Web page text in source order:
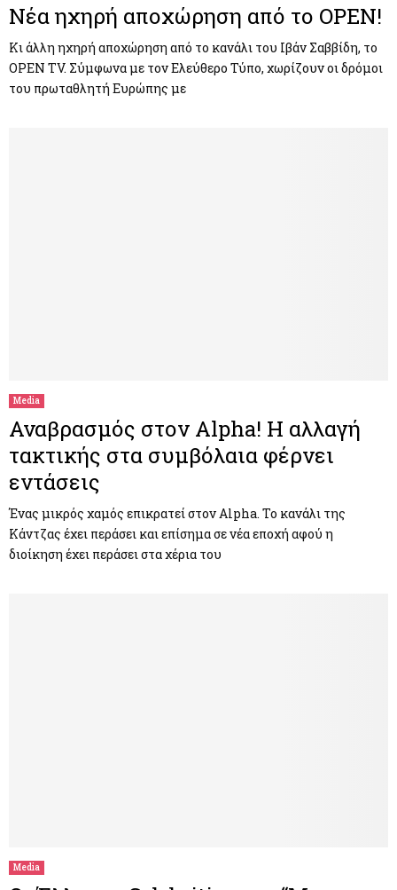
Νέα ηχηρή αποχώρηση από το OPEN!
Κι άλλη ηχηρή αποχώρηση από το κανάλι του Ιβάν Σαββίδη, το
OPEN TV. Σύμφωνα με τον Ελεύθερο Τύπο, χωρίζουν οι δρόμοι
του πρωταθλητή Ευρώπης με
Media
Αναβρασμός στον Alpha! Η αλλαγή
τακτικής στα συμβόλαια φέρνει
εντάσεις
Ένας μικρός χαμός επικρατεί στον Alpha. Το κανάλι της
Κάντζας έχει περάσει και επίσημα σε νέα εποχή αφού η
διοίκηση έχει περάσει στα χέρια του
Media